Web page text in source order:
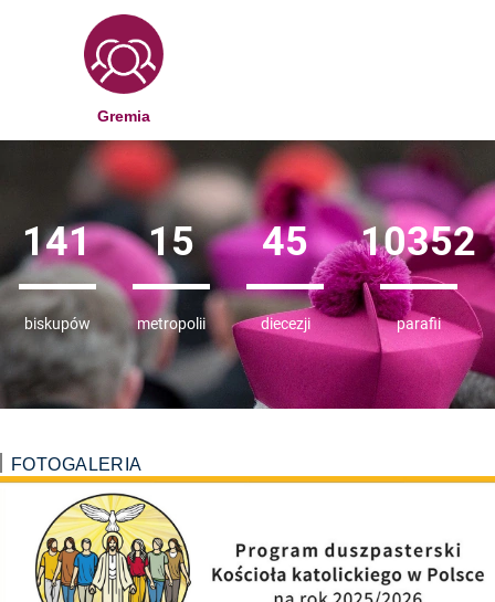
Gremia
141
biskupów
15
metropolii
45
diecezji
10352
parafii
FOTOGALERIA